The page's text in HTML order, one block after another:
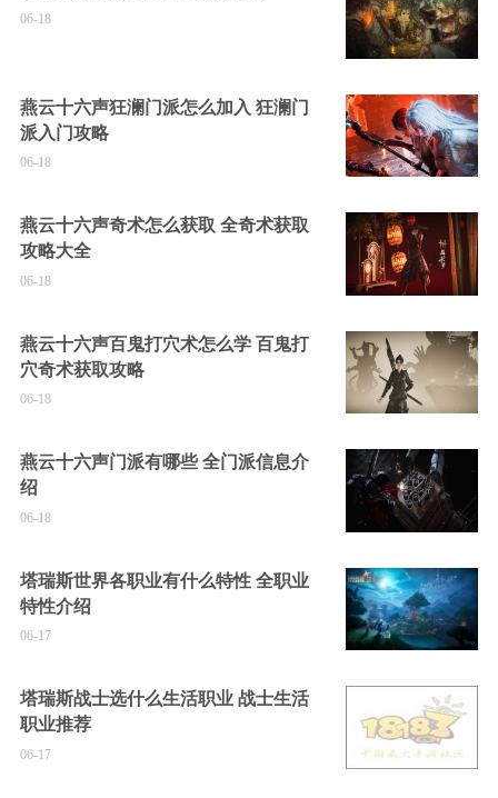
06-18
燕云十六声狂澜门派怎么加入 狂澜门
派入门攻略
06-18
燕云十六声奇术怎么获取 全奇术获取
攻略大全
06-18
燕云十六声百鬼打穴术怎么学 百鬼打
穴奇术获取攻略
06-18
燕云十六声门派有哪些 全门派信息介
绍
06-18
塔瑞斯世界各职业有什么特性 全职业
特性介绍
06-17
塔瑞斯战士选什么生活职业 战士生活
职业推荐
06-17